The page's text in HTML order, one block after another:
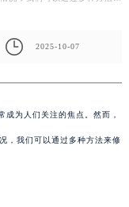
2025-10-07
成为人们关注的焦点。然而，
，我们可以通过多种方法来修